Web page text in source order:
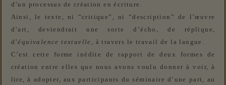
d’un processus de création en écriture.
Ainsi, le texte, ni “critique”, ni “description” de l’œuvre
d’art, deviendrait une sorte d’écho, de réplique,
d’équivalence textuelle , à travers le travail de la langue.
C’est cette forme inédite de rapport de deux formes de
création entre elles que nous avons voulu donner à voir, à
lire, à adopter, aux participants du séminaire d’une part, au